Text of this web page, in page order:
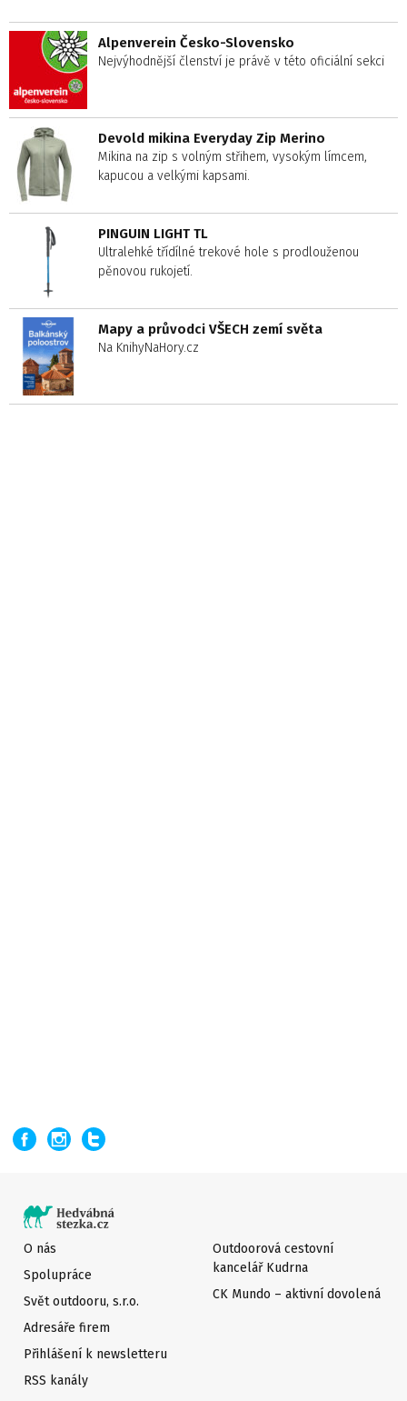
Alpenverein Česko-Slovensko
Nejvýhodnější členství je právě v této oficiální sekci
Devold mikina Everyday Zip Merino
Mikina na zip s volným střihem, vysokým límcem,
kapucou a velkými kapsami.
PINGUIN LIGHT TL
Ultralehké třídílné trekové hole s prodlouženou
pěnovou rukojetí.
Mapy a průvodci VŠECH zemí světa
Na KnihyNaHory.cz
O nás
Spolupráce
Svět outdooru, s.r.o.
Adresáře firem
Přihlášení k newsletteru
Outdoorová cestovní
kancelář Kudrna
CK Mundo – aktivní dovolená
RSS kanály